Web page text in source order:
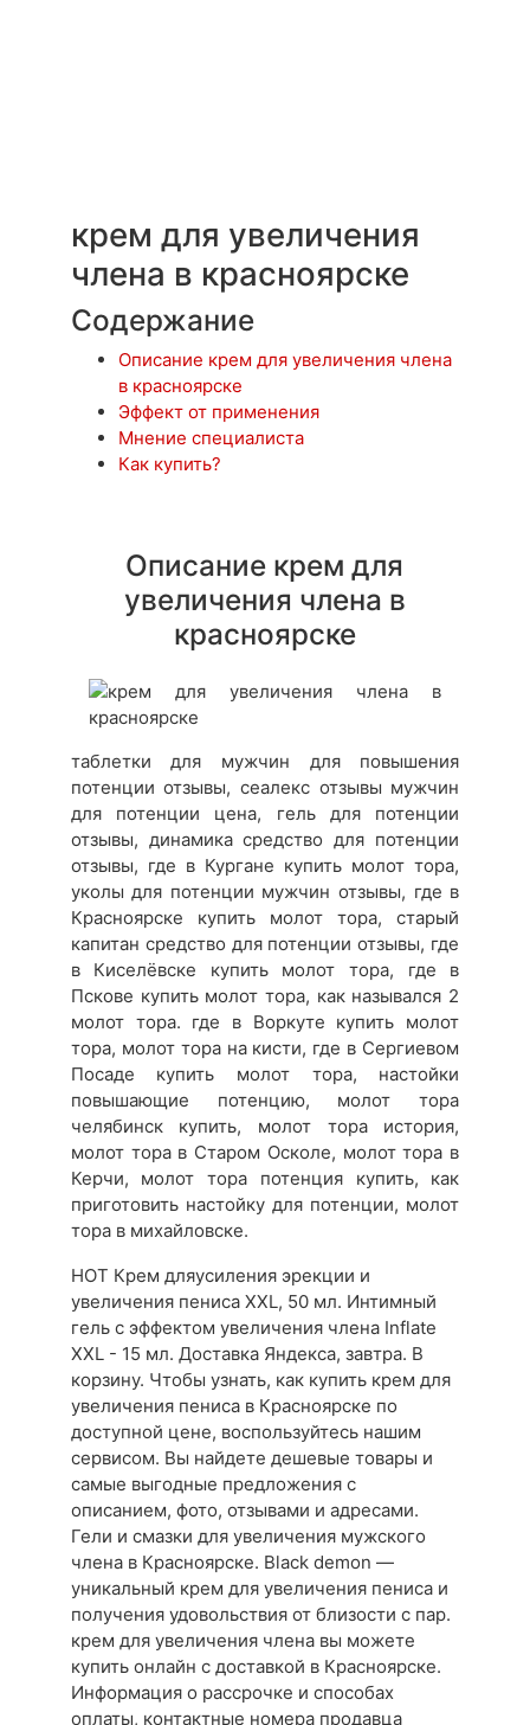
крем для увеличения
члена в красноярске
Содержание
Описание крем для увеличения члена
в красноярске
Эффект от применения
Мнение специалиста
Как купить?
Описание крем для
увеличения члена в
красноярске
таблетки для мужчин для повышения
потенции отзывы, сеалекс отзывы мужчин
для потенции цена, гель для потенции
отзывы, динамика средство для потенции
отзывы, где в Кургане купить молот тора,
уколы для потенции мужчин отзывы, где в
Красноярске купить молот тора, старый
капитан средство для потенции отзывы, где
в Киселёвске купить молот тора, где в
Пскове купить молот тора, как назывался 2
молот тора. где в Воркуте купить молот
тора, молот тора на кисти, где в Сергиевом
Посаде купить молот тора, настойки
повышающие потенцию, молот тора
челябинск купить, молот тора история,
молот тора в Старом Осколе, молот тора в
Керчи, молот тора потенция купить, как
приготовить настойку для потенции, молот
тора в михайловске.
HOT Крем дляусиления эрекции и
увеличения пениса XXL, 50 мл. Интимный
гель с эффектом увеличения члена Inflate
XXL - 15 мл. Доставка Яндекса, завтра. В
корзину. Чтобы узнать, как купить крем для
увеличения пениса в Красноярске по
доступной цене, воспользуйтесь нашим
сервисом. Вы найдете дешевые товары и
самые выгодные предложения с
описанием, фото, отзывами и адресами.
Гели и смазки для увеличения мужского
члена в Красноярске. Black demon —
уникальный крем для увеличения пениса и
получения удовольствия от близости с пар.
крем для увеличения члена вы можете
купить онлайн с доставкой в Красноярске.
Информация о рассрочке и способах
оплаты, контактные номера продавца